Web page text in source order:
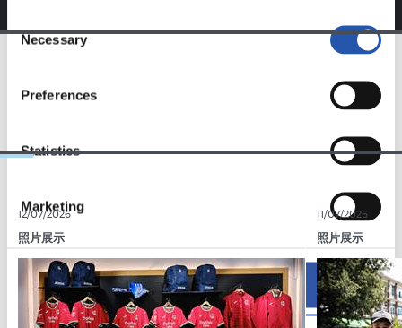
Selection
Necessary
Preferences
Statistics
Marketing
Allow all
12/07/2026
照片展示
11/07/2026
照片展示